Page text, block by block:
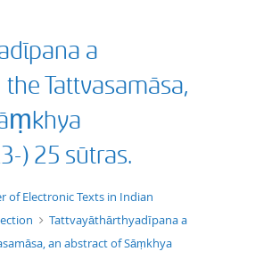
a
Tattvasamāsa,
) 25 sūtras.
of Electronic Texts in Indian
Tattvayāthārthyadīpana a
an abstract of Sāṃkhya